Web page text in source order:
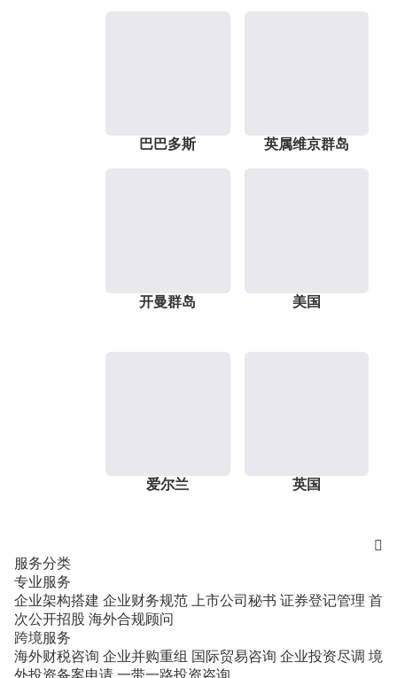
巴巴多斯 英属维京群岛
开曼群岛 美国
爱尔兰 英国

服务分类
专业服务
企业架构搭建 企业财务规范 上市公司秘书 证券登记管理 首
次公开招股 海外合规顾问
跨境服务
海外财税咨询 企业并购重组 国际贸易咨询 企业投资尽调 境
外投资备案申请 一带一路投资咨询